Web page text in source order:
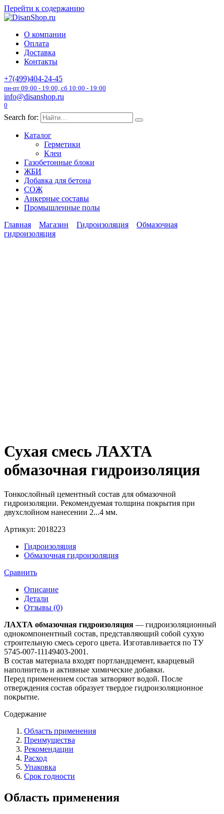
Перейти к содержанию
О компании
Оплата
Доставка
Контакты
+7(499)404-24-45
пн-пт 09:00 - 19:00, сб 10:00 - 19:00
info@disanshop.ru
0
Search for:
Каталог
Герметики
Клеи
Газобетонные блоки
ЖБИ
Добавка для бетона
СОЖ
Анкерные составы
Промышленные полы
Главная
Магазин Гидроизоляция
Обмазочная
гидроизоляция
Сухая смесь ЛАХТА
обмазочная гидроизоляция
Тонкослойный цементный состав для обмазочной
гидроизоляции. Рекомендуемая толщина покрытия при
двухслойном нанесении 2...4 мм.
Артикул: 2018223
Гидроизоляция
Обмазочная гидроизоляция
Сравнить
Описание
Детали
Отзывы (0)
ЛАХТА обмазочная гидроизоляция — гидроизоляционный
однокомпонентный состав, представляющий собой сухую
строительную смесь серого цвета. Изготавливается по ТУ
5745-007-11149403-2001.
В состав материала входят портландцемент, кварцевый
наполнитель и активные химические добавки.
Перед применением состав затворяют водой. После
отверждения состав образует твердое гидроизоляционное
покрытие.
Содержание
Область применения
Преимущества
Рекомендации
Расход
Упаковка
Срок годности
Область применения